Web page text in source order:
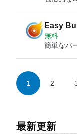
Easy
無料
簡単なバ
1 2
最新更新